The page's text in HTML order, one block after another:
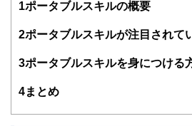
得者を中心に「お金や暮らし」
験者で構成され、企画立案から
関わることで、読者目線のコン
1ポータブルスキルの概要
2ポータブルスキルが注目されて
3ポータブルスキルを身につける
4まとめ